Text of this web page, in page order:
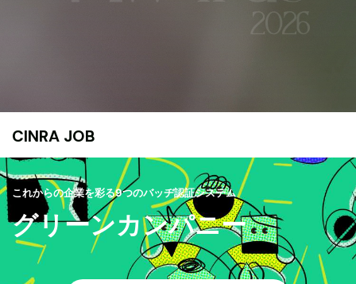
CINRA JOB
これからの企業を彩る9つのバッヂ認証システム
グリーンカンパニー